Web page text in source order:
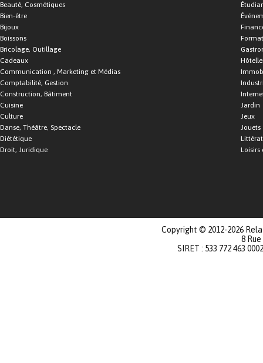
Beauté, Cosmétiques
Bien-être
Bijoux
Boissons
Bricolage, Outillage
Cadeaux
Communication , Marketing et Médias
Comptabilité, Gestion
Construction, Bâtiment
Cuisine
Culture
Danse, Théâtre, Spectacle
Diététique
Droit, Juridique
Jardin
Jeux
Jouets
Loisirs
Copyright © 2012-2026
8
SIRET : 533 772 463